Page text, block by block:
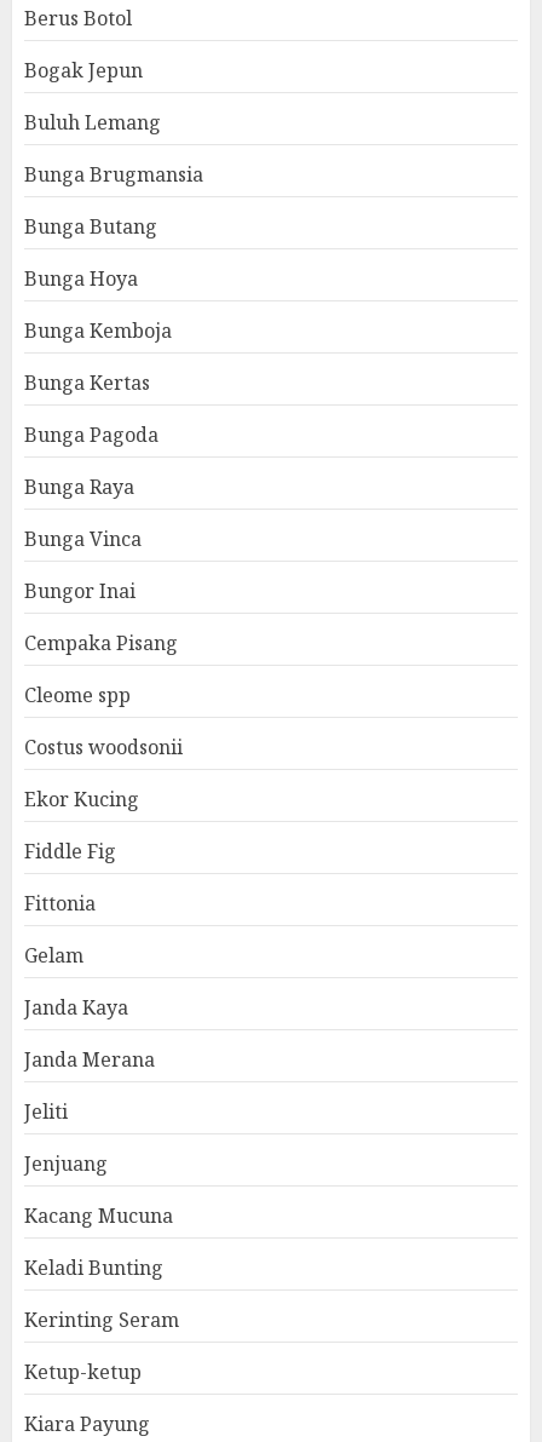
Berus Botol
Bogak Jepun
Buluh Lemang
Bunga Brugmansia
Bunga Butang
Bunga Hoya
Bunga Kemboja
Bunga Kertas
Bunga Pagoda
Bunga Raya
Bunga Vinca
Bungor Inai
Cempaka Pisang
Cleome spp
Costus woodsonii
Ekor Kucing
Fiddle Fig
Fittonia
Gelam
Janda Kaya
Janda Merana
Jeliti
Jenjuang
Kacang Mucuna
Keladi Bunting
Kerinting Seram
Ketup-ketup
Kiara Payung